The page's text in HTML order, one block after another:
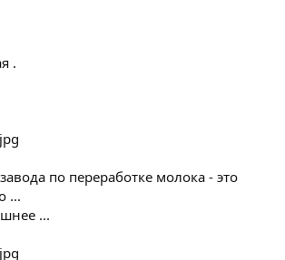
.
по переработке молока - это
...
...